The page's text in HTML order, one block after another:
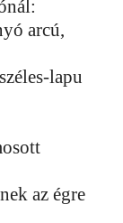
arcú,
lapu
az égre